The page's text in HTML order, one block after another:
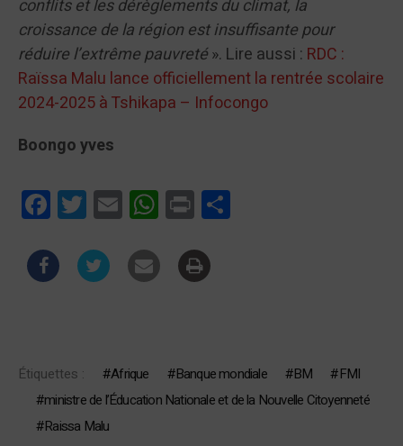
conflits et les dérèglements du climat, la
croissance de la région est insuffisante pour
réduire l’extrême pauvreté». Lire aussi : RDC :
Raïssa Malu lance officiellement la rentrée scolaire
2024-2025 à Tshikapa – Infocongo
Boongo yves
FacebookTwitterEmail WhatsApp
Print
Étiquettes : Afrique Banque mondiale BM
FMI
ministre de l’Éducation Nationale et de la Nouvelle Citoyenneté
Raissa Malu